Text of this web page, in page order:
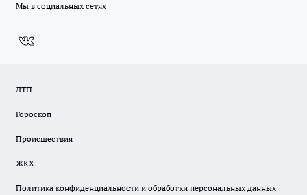
Мы в социальных сетях
ДТП
Гороскоп
Происшествия
ЖКХ
Политика конфиденциальности и обработки персональных данных